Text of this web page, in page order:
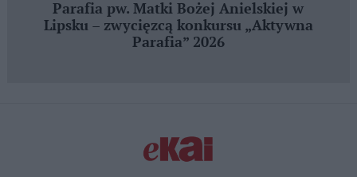
Parafia pw. Matki Bożej Anielskiej w
Lipsku – zwycięzcą konkursu „Aktywna
Parafia” 2026